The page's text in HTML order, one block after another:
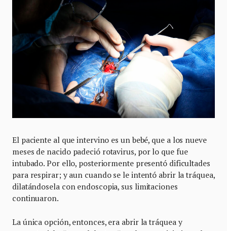
El paciente al que intervino es un bebé, que a los nueve
meses de nacido padeció rotavirus, por lo que fue
intubado. Por ello, posteriormente presentó dificultades
para respirar; y aun cuando se le intentó abrir la tráquea,
dilatándosela con endoscopia, sus limitaciones
continuaron.
La única opción, entonces, era abrir la tráquea y